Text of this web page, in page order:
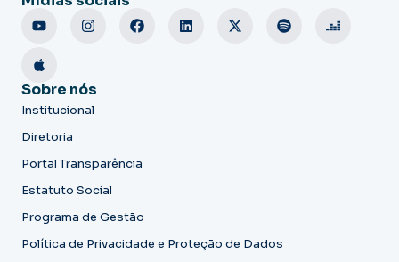
Sobre nós
Institucional
Diretoria
Portal Transparência
Estatuto Social
Programa de Gestão
Política de Privacidade e Proteção de Dados